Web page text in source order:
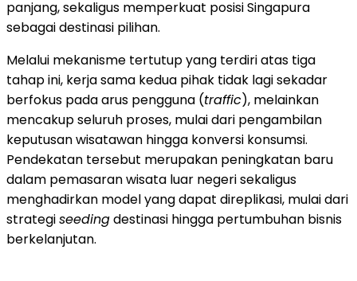
panjang, sekaligus memperkuat posisi Singapura
sebagai destinasi pilihan.
Melalui mekanisme tertutup yang terdiri atas tiga
tahap ini, kerja sama kedua pihak tidak lagi sekadar
berfokus pada arus pengguna (traffic), melainkan
mencakup seluruh proses, mulai dari pengambilan
keputusan wisatawan hingga konversi konsumsi.
Pendekatan tersebut merupakan peningkatan baru
dalam pemasaran wisata luar negeri sekaligus
menghadirkan model yang dapat direplikasi, mulai dari
strategiseedingdestinasi hingga pertumbuhan bisnis
berkelanjutan.